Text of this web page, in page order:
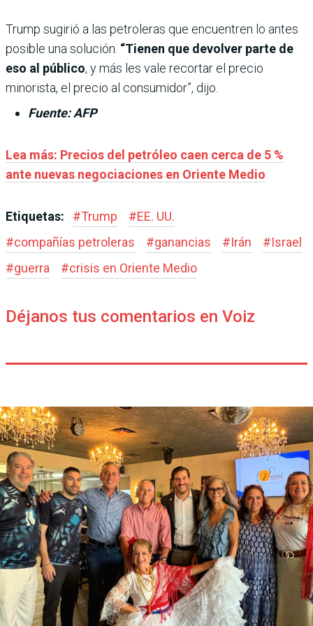
Trump sugirió a las petroleras que encuentren lo antes
posible una solución. “Tienen que devolver parte de
eso al público, y más les vale recortar el precio
minorista, el precio al consumidor”, dijo.
Fuente: AFP
Lea más: Precios del petróleo caen cerca de 5 %
ante nuevas negociaciones en Oriente Medio
Etiquetas: #Trump #EE. UU.
#compañías petroleras #ganancias #Irán #Israel
#guerra #crisis en Oriente Medio
Déjanos tus comentarios en Voiz